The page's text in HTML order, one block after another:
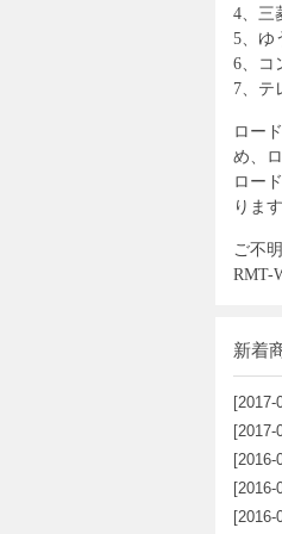
4、三
5、ゆ
6、コ
7、テ
ロー
め、
ロー
ります
ご不
RMT-
新着
[2017-
[2017-
[2016-
[2016-
[2016-